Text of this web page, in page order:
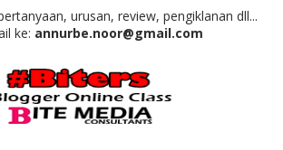
urusan, review, pengiklanan dll...
ke: annurbe.noor@gmail.com